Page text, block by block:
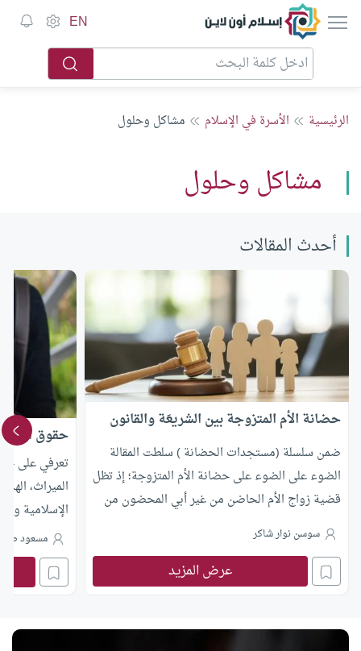
إسلام أون لاين EN
الرئيسية الأسرة في الإسلام مشاكل وحلول
مشاكل وحلول
أحدث المقالات
حضانة الأم المتزوجة بين الشريعَة والقانون
ضمن سلسلة (مستجدات الحضانة ) سلطت المقالة
الضوء على الضوء على حضانة الأم المتزوجة؛ إذ تظل
قضية زواج الأم الحاضن من غير أبي المحضون من
أكثر المسائل إثارةً للنزاع، حيث يجدد زواجها الجدل
حول استمرار حضانتها أو سقوطها. ومن ثم يبرز
التساؤل عن موقف الفقه الإسلامي من حضانة الأم
المتزوجة؟ و المقاصد الشرعية التي بنى الفقهاء عليها
سوسن نوار شاكر
عرض المزيد
حقوق
تعرفي على
الميراث،
الإسلامية
مسعود